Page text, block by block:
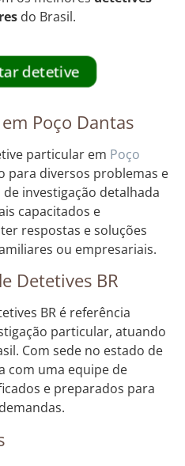
do Brasil.
detetive
Poço Dantas
particular em Poço
para diversos problemas e
investigação detalhada
capacitados e
respostas e soluções
ou empresariais.
Detetives BR
BR é referência
particular, atuando
Com sede no estado de
com uma equipe de
e preparados para